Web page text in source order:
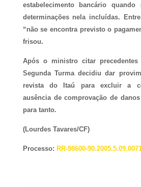
estabelecimento bancário quando
determinações nela incluídas.
“não se encontra previsto o
frisou.
Após o ministro citar
Segunda Turma decidiu dar
revista do Itaú para excluir a
ausência de comprovação de
para tanto.
(Lourdes Tavares/CF)
Processo: RR-98600-